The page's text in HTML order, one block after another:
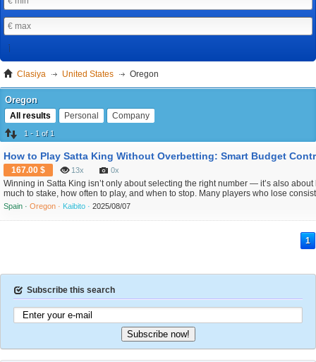
Clasiya United States Oregon
Oregon
All results Personal Company
1 - 1 of 1
167.00 $ 13x 0x
Winning in Satta King isn’t only about selecting the right number — it’s also
much to stake, how often to play, and when to stop. Many players who lose
necessarily choosing the wrong numbers — they’re simply betting too much, too
ever finished the day thinking, "I played more than I should have...
Spain ·Oregon · Kaibito ·2025/08/07
1
Subscribe this search
Subscribe now!